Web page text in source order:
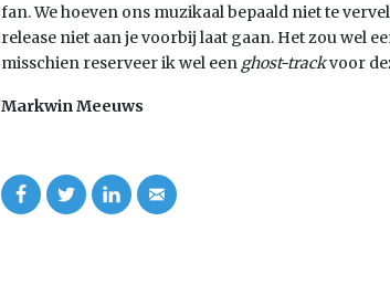
fan. We hoeven ons muzikaal bepaald niet te
release niet aan je voorbij laat gaan. Het zou wel
misschien reserveer ik wel een ghost-trackvoor
Markwin Meeuws